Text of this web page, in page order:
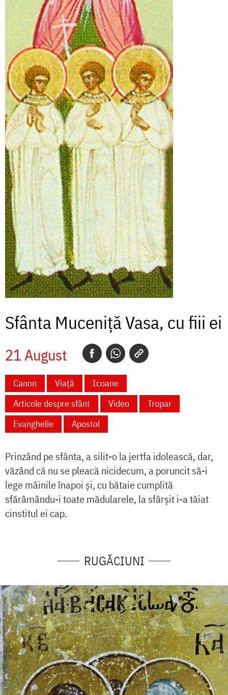
Sfânta Muceniță Vasa, cu fiii ei
21 August
Canon Viață
Icoane
Articole despre sfânt
Video
Tropar
Evanghelie
Apostol
Prinzând pe sfânta, a silit-o la jertfa idolească, dar,
văzând că nu se pleacă nicidecum, a poruncit să-i
lege mâinile înapoi și, cu bătaie cumplită
sfărâmându-i toate mădularele, la sfârșit i-a tăiat
cinstitul ei cap.
RUGĂCIUNI